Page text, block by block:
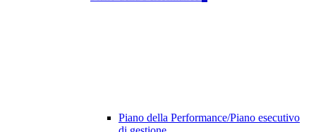
Piano della Performance/Piano esecutivo